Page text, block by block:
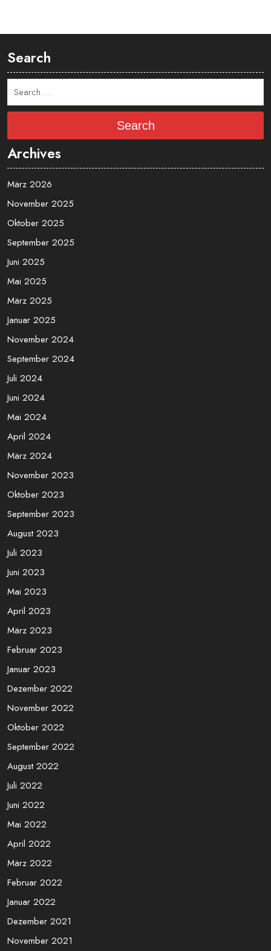
Search
Search
Archives
März 2026
November 2025
Oktober 2025
September 2025
Juni 2025
Mai 2025
März 2025
Januar 2025
November 2024
September 2024
Juli 2024
Juni 2024
Mai 2024
April 2024
März 2024
November 2023
Oktober 2023
September 2023
August 2023
Juli 2023
Juni 2023
Mai 2023
April 2023
März 2023
Februar 2023
Januar 2023
Dezember 2022
November 2022
Oktober 2022
September 2022
August 2022
Juli 2022
Juni 2022
Mai 2022
April 2022
März 2022
Februar 2022
Januar 2022
Dezember 2021
November 2021